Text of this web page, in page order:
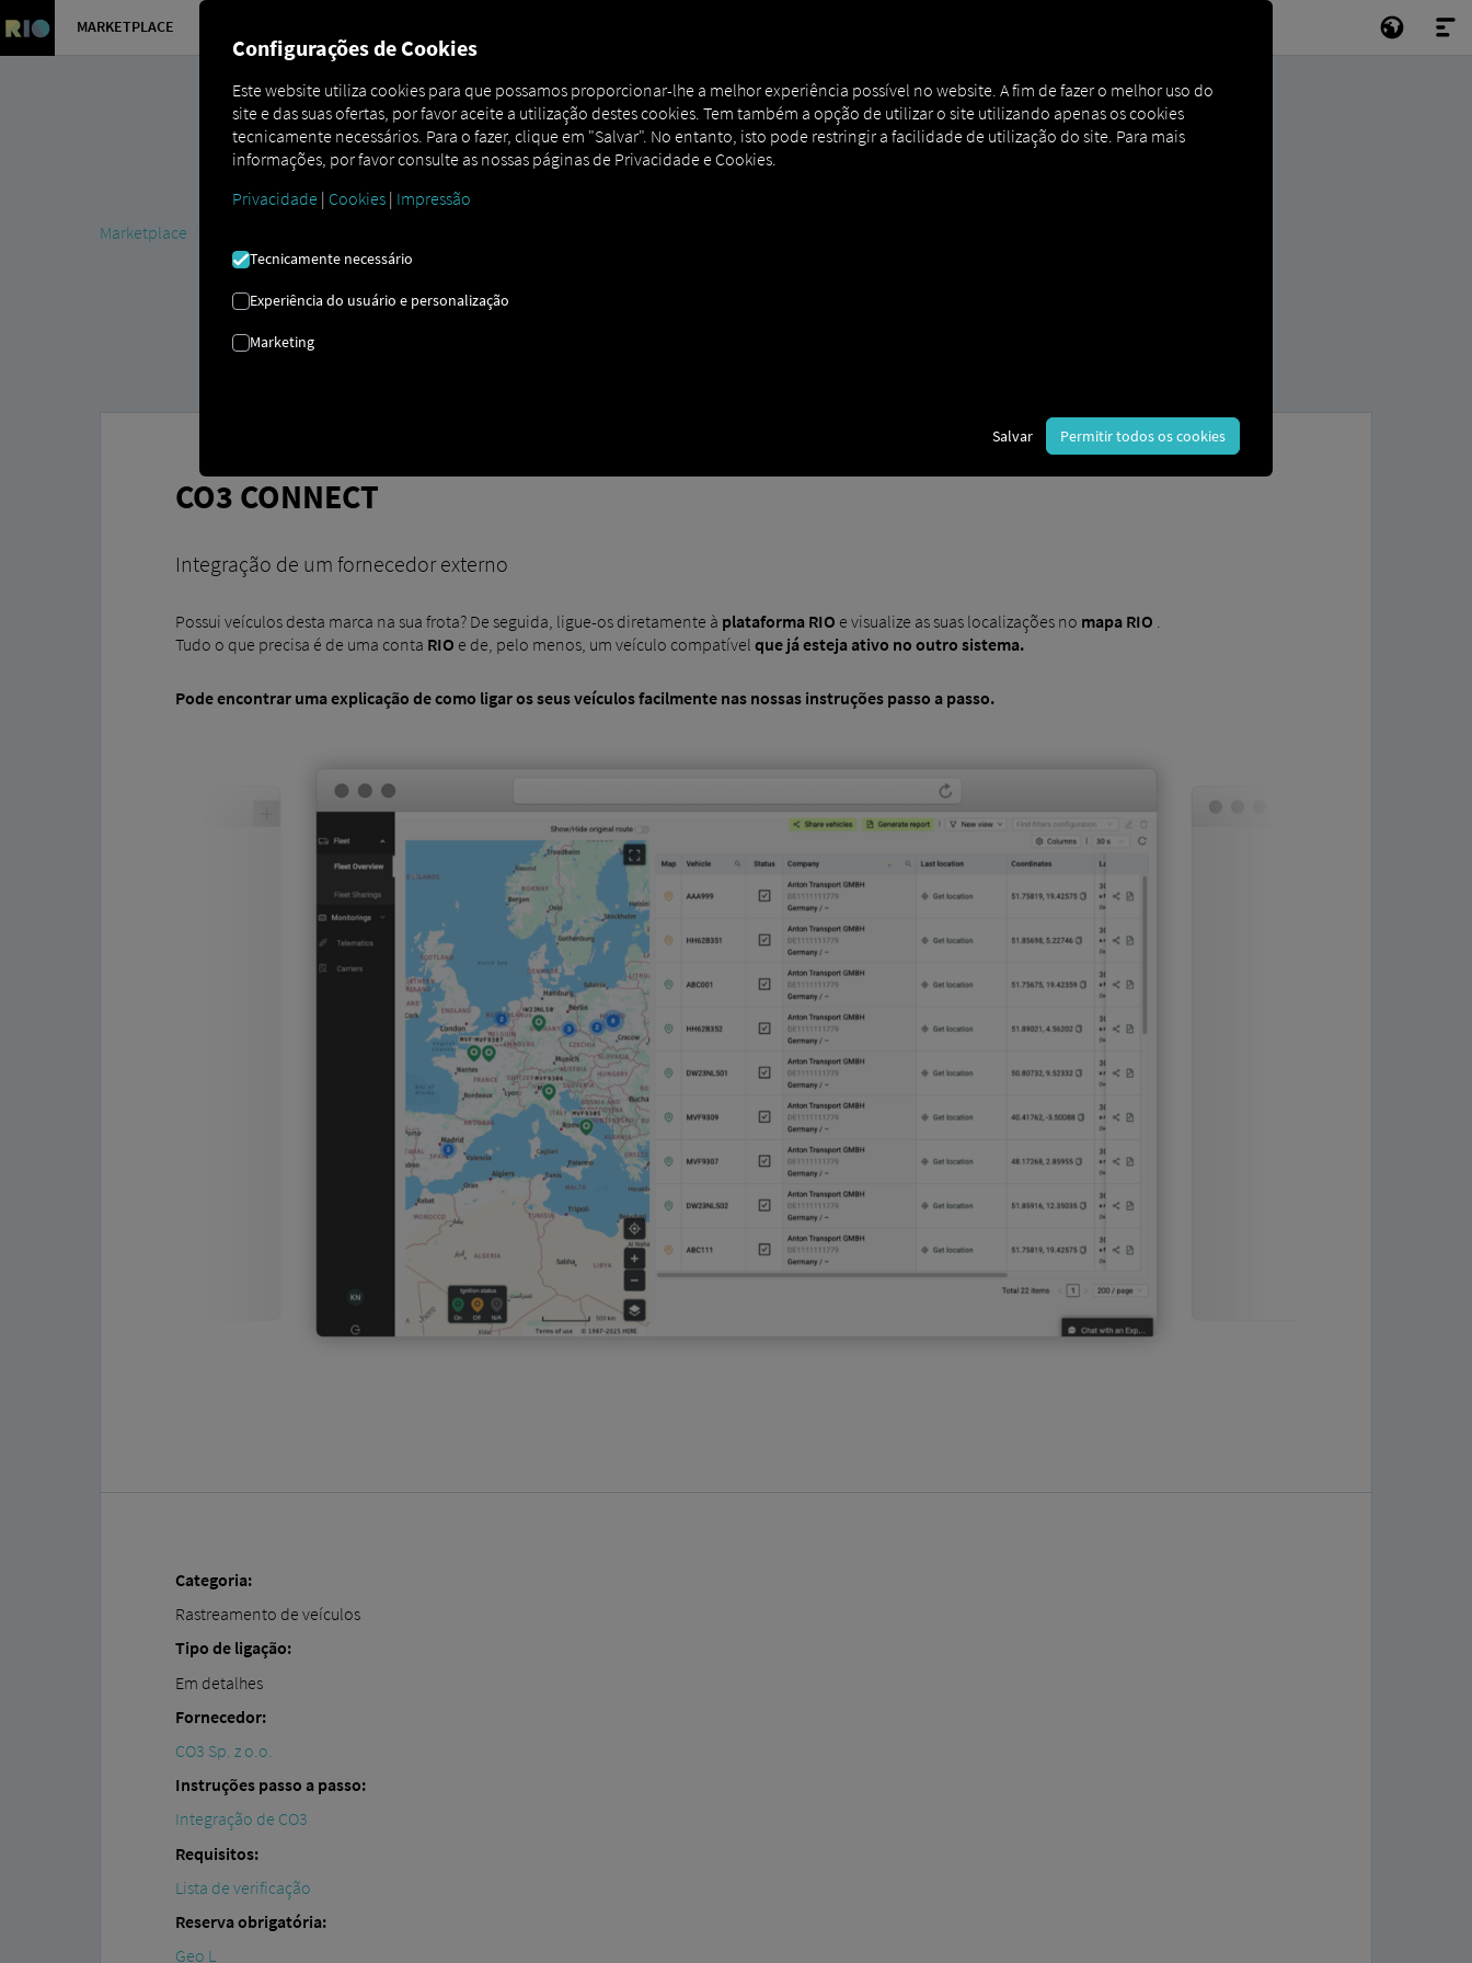
MARKETPLACE
Marketplace
CO3 CONNECT
Integração de um fornecedor externo
Possui veículos desta marca na sua frota? De seguida, ligue-os diretamente à plataforma RIO e visualize as suas localizações no mapa RIO .
Tudo o que precisa é de uma conta RIO e de, pelo menos, um veículo compatível que já esteja ativo no outro sistema.
Pode encontrar uma explicação de como ligar os seus veículos facilmentenas nossas instruções passo a passo.
Categoria:
Rastreamento de veículos
Tipo de ligação:
Em detalhes
Fornecedor:
CO3 Sp. z o.o.
Instruções passo a passo:
Integração de CO3
Requisitos:
Lista de verificação
Reserva obrigatória:
Geo L
Configurações de Cookies
Este website utiliza cookies para que possamos proporcionar-lhe a melhor experiência possível no website. A fim de fazer o melhor uso do
site e das suas ofertas, por favor aceite a utilização destes cookies. Tem também a opção de utilizar o site utilizando apenas os cookies
tecnicamente necessários. Para o fazer, clique em "Salvar". No entanto, isto pode restringir a facilidade de utilização do site. Para mais
informações, por favor consulte as nossas páginas de Privacidade e Cookies.
Privacidade | Cookies | Impressão
Tecnicamente necessário
Experiência do usuário e personalização
Marketing
Salvar Permitir todos os cookies